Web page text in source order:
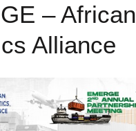
– African
Alliance